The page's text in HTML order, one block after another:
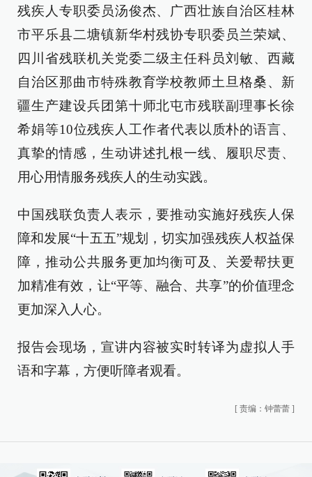
残疾人专职委员汤俊杰、广西壮族自治区桂林
市平乐县二塘镇新华村残协专职委员兰荣斌、
四川省残联机关党委二级主任科员刘敏、西藏
自治区那曲市特殊教育学校教师土旦格桑、新
疆生产建设兵团第十师北屯市残联副理事长徐
希娟等10位残疾人工作者代表以质朴的语言、
真挚的情感，生动讲述扎根一线、履职尽责、
用心用情服务残疾人的生动实践。
中国残联负责人表示，要推动实施好残疾人保
障和发展“十五五”规划，切实加强残疾人权益保
障，推动公共服务更加均衡可及、关爱帮扶更
加精准有效，让“平等、融合、共享”的价值理念
更加深入人心。
报告会现场，宣讲内容被实时转译为虚拟人手
语和字幕，方便听障者观看。
[ 责编：钟蕾蕾 ]